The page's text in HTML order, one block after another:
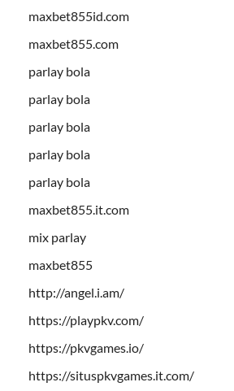
maxbet855id.com
maxbet855.com
parlay bola
parlay bola
parlay bola
parlay bola
parlay bola
maxbet855.it.com
mix parlay
maxbet855
http://angel.i.am/
https://playpkv.com/
https://pkvgames.io/
https://situspkvgames.it.com/